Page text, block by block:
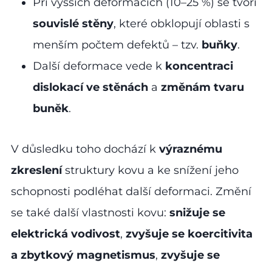
souvislé stěny, které obklopují oblasti s
menším počtem defektů – tzv. buňky.
Další deformace vede k koncentraci
dislokací ve stěnách a změnám tvaru
buněk.
V důsledku toho dochází k výraznému
zkreslenístruktury kovu a ke snížení jeho
schopnosti podléhat další deformaci. Změní
se také další vlastnosti kovu: snižuje se
elektrická vodivost, zvyšuje se koercitivita
a zbytkový magnetismus, zvyšuje se